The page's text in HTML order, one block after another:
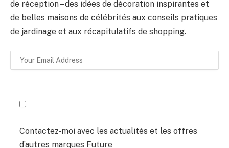
de réception – des idées de décoration inspirantes et
de belles maisons de célébrités aux conseils pratiques
de jardinage et aux récapitulatifs de shopping.
Contactez-moi avec les actualités et les offres
d’autres marques Future